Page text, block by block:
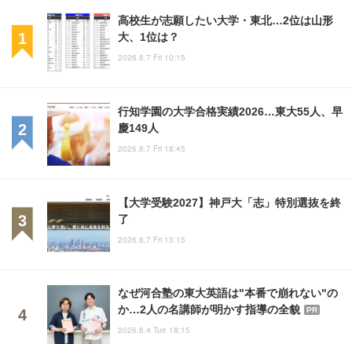
高校生が志願したい大学・東北…2位は山形
大、1位は？
2026.8.7 Fri 10:15
行知学園の大学合格実績2026…東大55人、早
慶149人
2026.8.7 Fri 18:45
【大学受験2027】神戸大「志」特別選抜を終
了
2026.8.7 Fri 13:15
なぜ河合塾の東大英語は"本番で崩れない"の
か…2人の名講師が明かす指導の全貌
PR
2026.8.4 Tue 18:15